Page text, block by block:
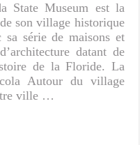
State Museum est la
son village historique
série de maisons et
datant de
de la Floride. La
Autour du village
ville …